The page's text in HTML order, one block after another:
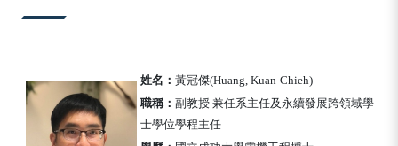
姓名： 黃冠傑(Huang, Kuan-Chieh)
職稱： 副教授 兼任系主任及永續發展跨領域學
士學位學程主任